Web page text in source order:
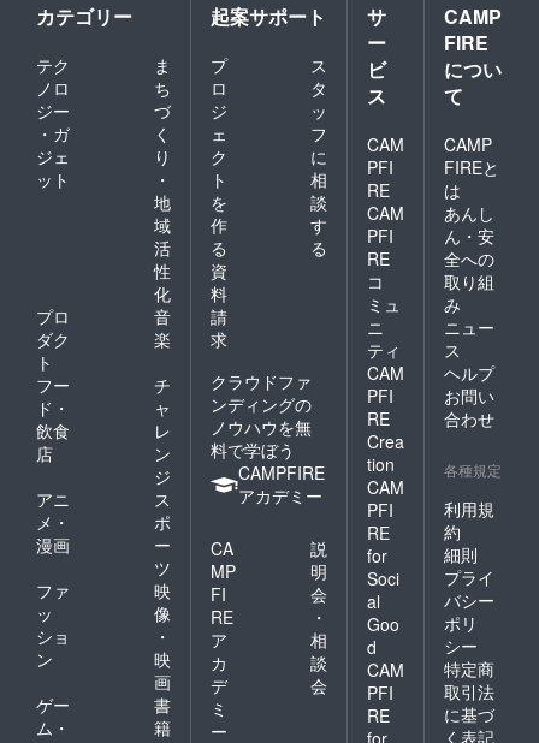
カテゴリー
テク
ノロ
ジー
・ガ
ジェ
ット
ま
ち
づ
く
り
・
地
域
活
性
化
プロ
ダク
ト
音
楽
フー
ド・
飲食
店
チ
ャ
レ
ン
ジ
アニ
メ・
漫画
ス
ポ
ー
ツ
ファ
ッ
ショ
ン
映
像
・
映
画
ゲー
ム・
書
籍
起案サポート
プ
ロ
ジ
ェ
ク
ト
を
作
る
ス
タ
ッ
フ
に
相
談
す
る
資
料
請
求
クラウドファ
ンディングの
ノウハウを無
料で学ぼう
CAMPFIRE
アカデミー
CA
MP
FI
RE
ア
カ
デ
ミ
ー
説
明
会
・
相
談
会
サ
ー
ビ
ス
CAM
PFI
RE
CAM
PFI
RE
コ
ミュ
ニ
ティ
CAM
PFI
RE
Crea
tion
CAM
PFI
RE
for
Soci
al
Goo
d
CAM
PFI
RE
for
CAMP
FIRE
につい
て
CAMP
FIREと
は
あんし
ん・安
全への
取り組
み
ニュー
ス
ヘルプ
お問い
合わせ
各種規定
利用規
約
細則
プライ
バシー
ポリ
シー
特定商
取引法
に基づ
く表記